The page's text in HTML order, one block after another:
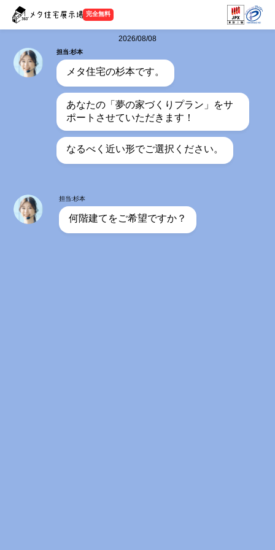
完全無料
2026/08/08
担当:杉本
メタ住宅の杉本です。
あなたの「夢の家づくりプラン」をサ
ポートさせていただきます！
なるべく近い形でご選択ください。
担当:杉本
何階建てをご希望ですか？